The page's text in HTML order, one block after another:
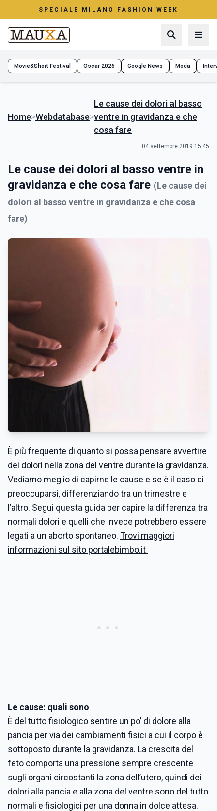
SPECIALE MILANO FASHION WEEK
Movie&Short Festival Oscar 2026 Google News Moda
Home>Webdatabase>
Le cause dei dolori al basso
ventre in gravidanza e che
cosa fare
04 settembre 2019 15:45
Le cause dei dolori al basso ventre in
gravidanza e che cosa fare (Le cause dei
dolori al basso ventre in gravidanza e che cosa
fare)
È più frequente di quanto si possa pensare avvertire
dei dolori nella zona del ventre durante la gravidanza.
Vediamo meglio di capirne le cause e se è il caso di
preoccuparsi, differenziando tra un trimestre e
l’altro. Segui questa guida per capire la differenza tra
normali dolori e quelli che invece potrebbero essere
legati a un aborto spontaneo. Trovi maggiori
informazioni sul sito portalebimbo.it
Le cause: quali sono
È del tutto fisiologico sentire un po’ di dolore alla
pancia per via dei cambiamenti fisici a cui il corpo è
sottoposto durante la gravidanza. La crescita del
feto comporta una pressione sempre crescente
sugli organi circostanti la zona dell’utero, quindi dei
dolori alla pancia e alla zona del ventre sono del tutto
normali e fisiologici per una donna in dolce attesa.